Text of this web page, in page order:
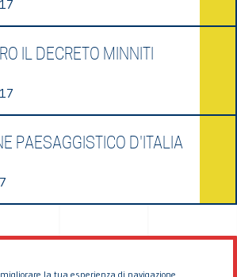
la tua esperienza di navigazione.
IL DECRETO MINNITI
PAESAGGISTICO D'ITALIA